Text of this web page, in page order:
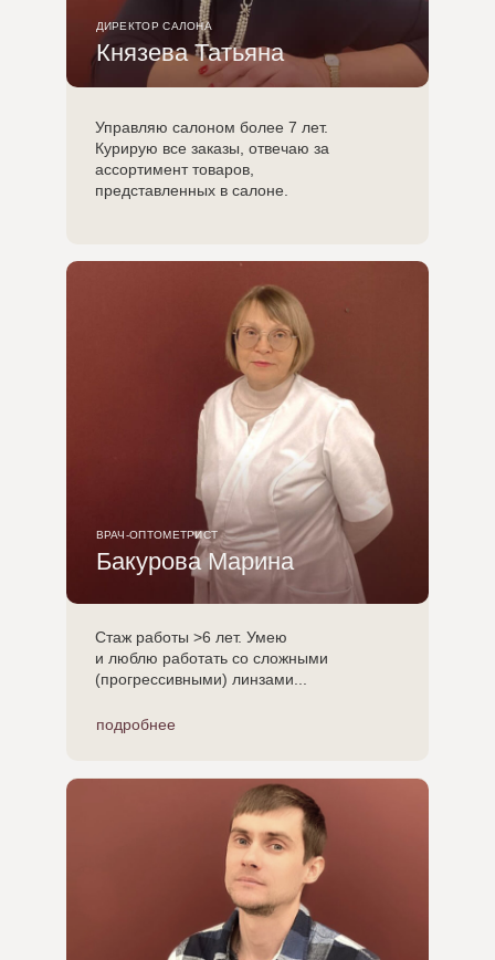
Управляю салоном более 7 лет.
Курирую все заказы, отвечаю за
ассортимент товаров,
представленных в салоне.
ДИРЕКТОР САЛОНА
Князева Татьяна
Стаж работы >6 лет. Умею
и люблю работать со сложными
(прогрессивными) линзами...
ВРАЧ-ОПТОМЕТРИСТ
Бакурова Марина
подробнее